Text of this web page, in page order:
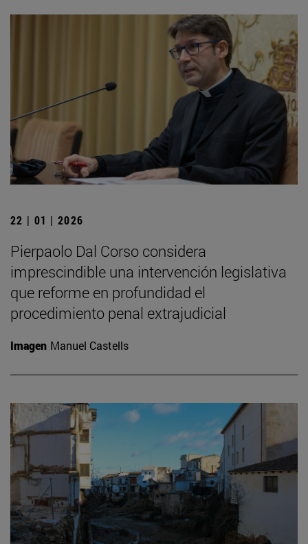
22 | 01 | 2026
Pierpaolo Dal Corso considera
imprescindible una intervención legislativa
que reforme en profundidad el
procedimiento penal extrajudicial
Imagen Manuel Castells